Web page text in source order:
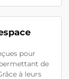
pour
de
à leurs